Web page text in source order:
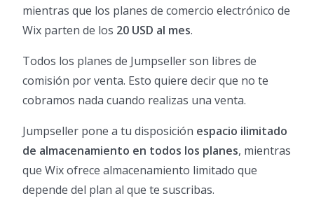
mientras que los planes de comercio electrónico de
Wix parten de los 20 USD al mes.
Todos los planes de Jumpseller son libres de
comisión por venta. Esto quiere decir que no te
cobramos nada cuando realizas una venta.
Jumpseller pone a tu disposición espacio ilimitado
de almacenamiento en todos los planes, mientras
que Wix ofrece almacenamiento limitado que
depende del plan al que te suscribas.